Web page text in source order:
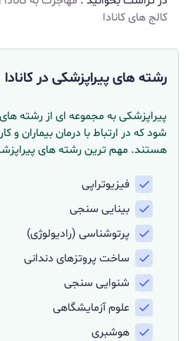
کالج های کانادا
رشته های پیراپزشکی در کانادا
پیراپزشکی به مجموعه ای از رشته
شود که در ارتباط با درمان بیماران و
هستند. مهم ترین رشته های
فیزیوتراپی
بینایی سنجی
پرتوشناسی (رادیولوژی)
ساخت پروتزهای دندانی
شنوایی سنجی
علوم آزمایشگاهی
هوشبری